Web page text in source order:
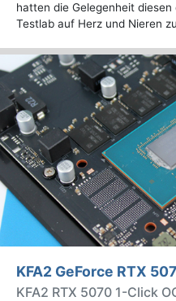
hatten die Gelegenheit
Testlab auf Herz und Nieren
KFA2 GeForce RTX
KFA2 RTX 5070 1-Click